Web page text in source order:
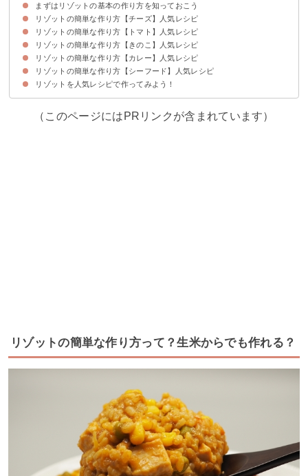
まずはリゾットの基本の作り方を知っておこう
材料
作り方・手順
リゾットの簡単な作り方【チーズ】人気レシピ
①ピザ用チーズと冷やご飯で作る激ウマチーズリゾット
②粉チーズとコンソメで味付けが決まるチーズリゾット
③生米とゴルゴンゾーラで作るりんごのチーズリゾット
④カマンベールチーズの激ウマリゾット
⑤牛乳の代わりに豆乳を使ったモッツァレラのチーズリゾット
⑥キムチと牛乳で簡単チーズリゾット
⑦納豆と豆腐のクリームチーズリゾット
⑧コーンスープの素と牛乳でお手軽チーズリゾット
⑨アボカドとベーコンの豆乳入りチーズリゾット
リゾットの簡単な作り方【トマト】人気レシピ
①トマトジュースで作る鶏肉入り激ウマリゾット
②ケチャップとコンソメで味付けが決まるトマトリゾット
③トマト缶で手早く作れる夏野菜のリゾット
④ピザソースで簡単トマトリゾット
⑤生米から作るツナとしめじのトマトリゾット
⑥オイルサーディンで簡単に作れるトマトリゾット
⑦ミックスビーンズの激ウマトマトリゾット
リゾットの簡単な作り方【きのこ】人気レシピ
①きのことかぼちゃのベーコン入りリゾット
②生米と牛乳で作るきのこのクリームリゾット
③きのこと栗のソーセージ入りリゾット
④生米を炒めて作るマッシュルームとナッツのリゾット
⑤豆乳と味噌がきのこと合う激ウマ和風リゾット
⑥しめじとほうれん草のベーコン入りリゾット
⑦しめじと豚肉のクリームリゾット
リゾットの簡単な作り方【カレー】人気レシピ
①担々麺風に食べられる激ウマカレーリゾット
②カレールーとご飯で簡単カレーリゾット
③カレー粉とケチャップで本格カレーリゾット
④激ウマ焼きチーズのカレーリゾット
⑤赤味噌を入れた鶏肉のカレーリゾット
リゾットの簡単な作り方【シーフード】人気レシピ
①ニンニクと黒胡椒が効いたあさりのリゾット
②生米で作る桜えびとアスパラのリゾット
③鮭とカブを具沢山に入れた激ウマリゾット
④かにと塩昆布の和風リゾット
⑤いかの塩辛で味が決まるミルクリゾット
リゾットを人気レシピで作ってみよう！
（このページにはPRリンクが含まれています）
リゾットの簡単な作り方って？生米からでも作れる？